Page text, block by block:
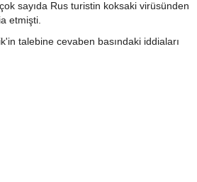
sayıda Rus turistin koksaki virüsünden
etmişti.
talebine cevaben basındaki iddiaları